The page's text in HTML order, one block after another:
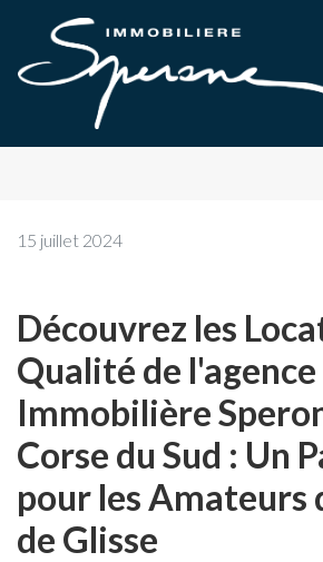
15 juillet 2024
Découvrez les
Qualité de l'agence
Immobilière
Corse du Sud : Un
pour les Amateurs
de Glisse